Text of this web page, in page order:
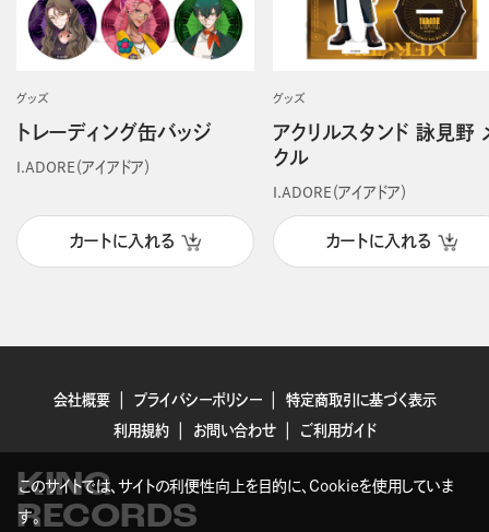
グッズ
トレーディング缶バッジ
I.ADORE（アイアドア）
カートに入れる
グッズ
アクリルスタンド 詠見野
クル
I.ADORE（アイアドア）
カートに入れる
会社概要 プライバシーポリシー
特定商取引に基づく表示
利用規約
お問い合わせ ご利用ガイド
KING
RECORDS
このサイトでは、サイトの利便性向上を目的に、Cookieを使用していま
す。